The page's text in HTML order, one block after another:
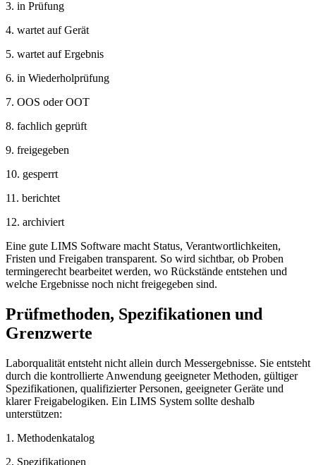
3. in Prüfung
4. wartet auf Gerät
5. wartet auf Ergebnis
6. in Wiederholprüfung
7. OOS oder OOT
8. fachlich geprüft
9. freigegeben
10. gesperrt
11. berichtet
12. archiviert
Eine gute LIMS Software macht Status, Verantwortlichkeiten,
Fristen und Freigaben transparent. So wird sichtbar, ob Proben
termingerecht bearbeitet werden, wo Rückstände entstehen und
welche Ergebnisse noch nicht freigegeben sind.
Prüfmethoden, Spezifikationen und
Grenzwerte
Laborqualität entsteht nicht allein durch Messergebnisse. Sie entsteht
durch die kontrollierte Anwendung geeigneter Methoden, gültiger
Spezifikationen, qualifizierter Personen, geeigneter Geräte und
klarer Freigabelogiken. Ein LIMS System sollte deshalb
unterstützen:
1. Methodenkatalog
2. Spezifikationen